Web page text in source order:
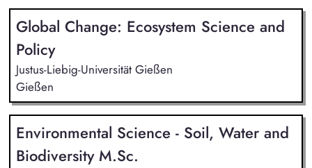
Global Change: Ecosystem Science and
Policy
Justus-Liebig-Universität Gießen
Gießen
Environmental Science - Soil, Water and
Biodiversity M.Sc.